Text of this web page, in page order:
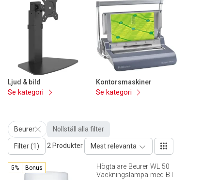
Ljud & bild
Se kategori
Kontorsmaskiner
Se kategori
Beurer Nollställ alla filter
Filter (1) 2 Produkter Mest relevanta
5% Bonus
Högtalare Beurer WL 50
Väckningslampa med BT